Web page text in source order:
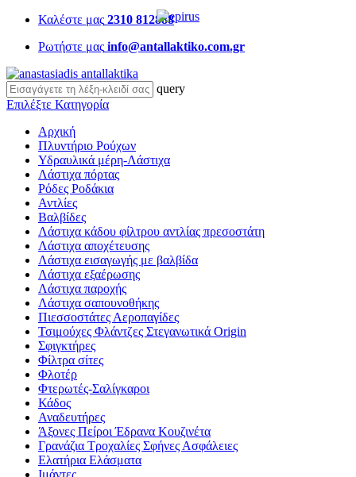
Καλέστε μας 2310 812888
Ρωτήστε μας info@antallaktiko.com.gr
query
Επιλέξτε Κατηγορία
Αρχική
Πλυντήριο Ρούχων
Υδραυλικά μέρη-Λάστιχα
Λάστιχα πόρτας
Ρόδες Ροδάκια
Αντλίες
Βαλβίδες
Λάστιχα κάδου φίλτρου αντλίας πρεσοστάτη
Λάστιχα αποχέτευσης
Λάστιχα εισαγωγής με βαλβίδα
Λάστιχα εξαέρωσης
Λάστιχα παροχής
Λάστιχα σαπουνοθήκης
Πιεσσοστάτες Αεροπαγίδες
Τσιμούχες Φλάντζες Στεγανωτικά Origin
Σφιγκτήρες
Φίλτρα σίτες
Φλοτέρ
Φτερωτές-Σαλίγκαροι
Κάδος
Αναδευτήρες
Άξονες Πείροι Έδρανα Κουζινέτα
Γρανάζια Τροχαλίες Σφήνες Ασφάλειες
Ελατήρια Ελάσματα
Ιμάντες